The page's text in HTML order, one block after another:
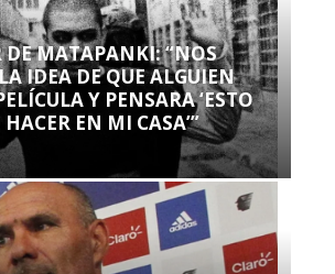
DE MATAPANKI: “NOS
IDEA DE QUE ALGUIEN
Y PENSARA ‘ESTO
EN MI CASA’”